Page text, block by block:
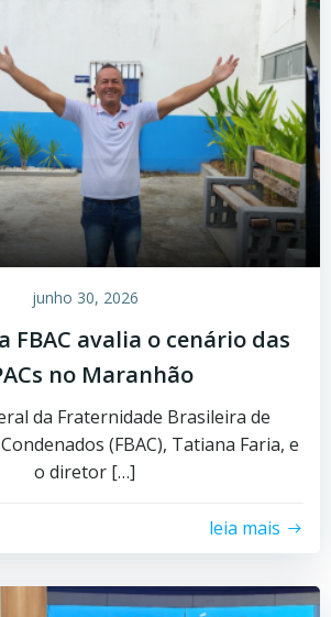
junho 30, 2026
FBAC avalia o cenário das
no Maranhão
da Fraternidade Brasileira de
(FBAC), Tatiana Faria, e
o diretor […]
leia mais